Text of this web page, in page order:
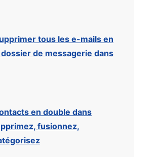
tous les e-mails en
dossier de messagerie dans
en double dans
fusionnez,